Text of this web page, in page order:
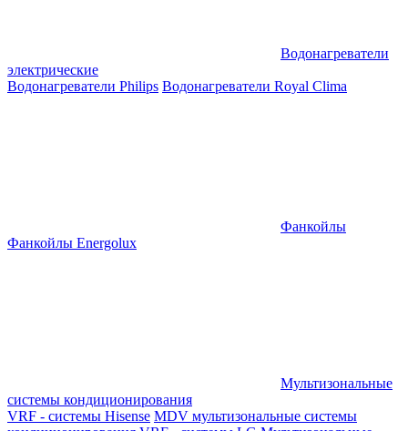
Водонагреватели
электрические
Водонагреватели Philips Водонагреватели Royal Clima
Фанкойлы
Фанкойлы Energolux
Мультизональные
системы кондиционирования
VRF - системы Hisense MDV мультизональные системы